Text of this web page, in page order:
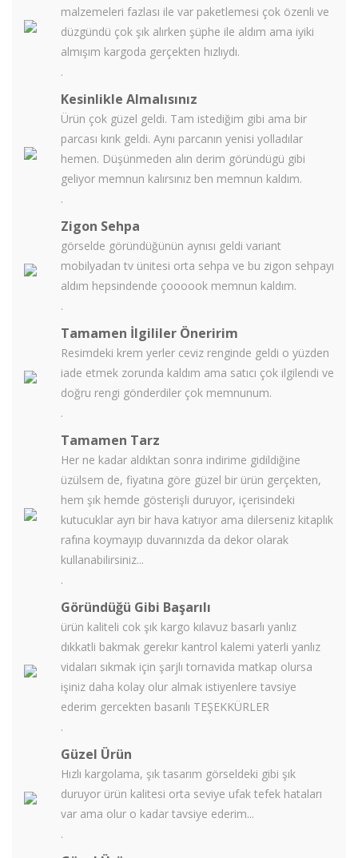
malzemeleri fazlası ile var paketlemesi çok özenli ve
düzgündü çok şık alırken şüphe ile aldım ama iyiki
almışım kargoda gerçekten hızlıydı.
.
Kesinlikle Almalısınız
Ürün çok güzel geldi. Tam istediğim gibi ama bir
parcası kırık geldi. Aynı parcanın yenisi yolladılar
hemen. Düşünmeden alın derim göründügü gibi
geliyor memnun kalırsınız ben memnun kaldım.
.
Zigon Sehpa
görselde göründüğünün aynısı geldi variant
mobilyadan tv ünitesi orta sehpa ve bu zigon sehpayı
aldım hepsindende çoooook memnun kaldım.
.
Tamamen İlgililer Öneririm
Resimdeki krem yerler ceviz renginde geldi o yüzden
iade etmek zorunda kaldım ama satıcı çok ilgilendi ve
doğru rengi gönderdiler çok memnunum.
.
Tamamen Tarz
Her ne kadar aldıktan sonra indirime gidildiğine
üzülsem de, fiyatına göre güzel bir ürün gerçekten,
hem şık hemde gösterişli duruyor, içerisindeki
kutucuklar ayrı bir hava katıyor ama dilerseniz kitaplık
rafına koymayıp duvarınızda da dekor olarak
kullanabilirsiniz...
.
Göründüğü Gibi Başarılı
ürün kaliteli cok şık kargo kılavuz basarlı yanlız
dıkkatli bakmak gerekır kantrol kalemi yaterli yanlız
vidaları sıkmak için şarjlı tornavida matkap olursa
işiniz daha kolay olur almak istiyenlere tavsiye
ederim gercekten basarılı TEŞEKKÜRLER
.
Güzel Ürün
Hızlı kargolama, şık tasarım görseldeki gibi şık
duruyor ürün kalitesi orta seviye ufak tefek hataları
var ama olur o kadar tavsiye ederim...
.